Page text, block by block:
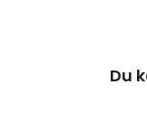
Du